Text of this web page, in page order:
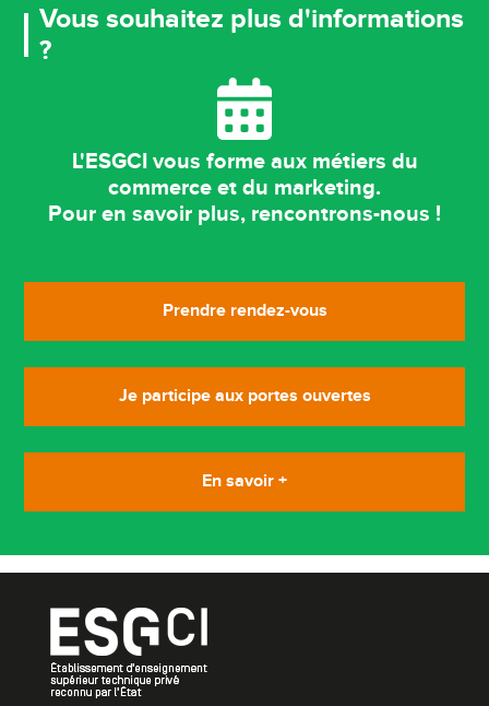
Vous souhaitez plus d'informations
?
L'ESGCI vous forme aux métiers du
commerce et du marketing.
Pour en savoir plus, rencontrons-nous !
Prendre rendez-vous
Je participe aux portes ouvertes
En savoir +